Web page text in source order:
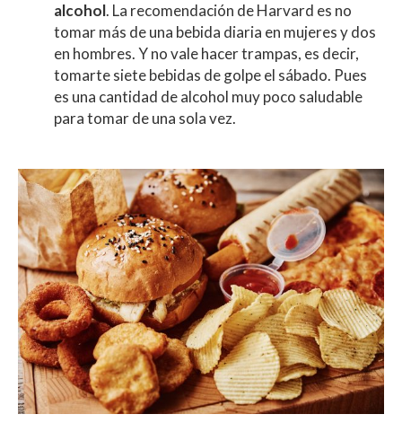
alcohol. La recomendación de Harvard es no
tomar más de una bebida diaria en mujeres y dos
en hombres. Y no vale hacer trampas, es decir,
tomarte siete bebidas de golpe el sábado. Pues
es una cantidad de alcohol muy poco saludable
para tomar de una sola vez.